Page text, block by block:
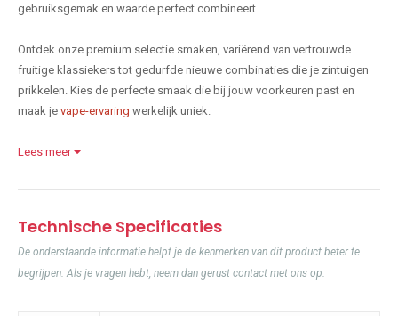
gebruiksgemak en waarde perfect combineert.
Ontdek onze premium selectie smaken, variërend van vertrouwde
fruitige klassiekers tot gedurfde nieuwe combinaties die je zintuigen
prikkelen. Kies de perfecte smaak die bij jouw voorkeuren past en
maak je vape-ervaring werkelijk uniek.
Lees meer
Technische Specificaties
De onderstaande informatie helpt je de kenmerken van dit product beter te
begrijpen. Als je vragen hebt, neem dan gerust contact met ons op.